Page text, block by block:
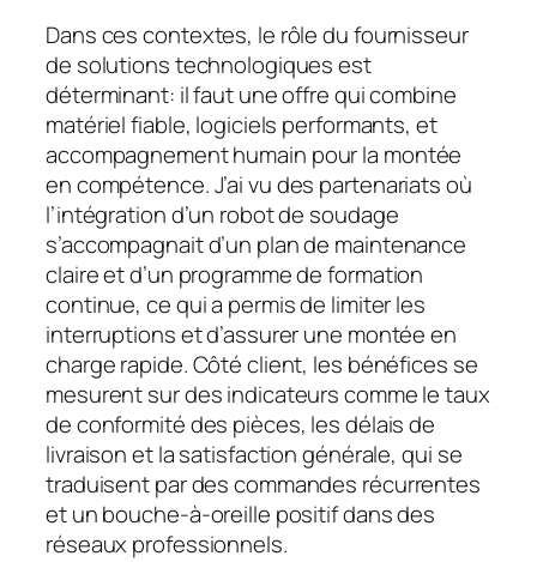
Dans ces contextes, le rôle du fournisseur
de solutions technologiques est
déterminant: il faut une offre qui combine
matériel fiable, logiciels performants, et
accompagnement humain pour la montée
en compétence. J’ai vu des partenariats où
l’intégration d’un robot de soudage
s’accompagnait d’un plan de maintenance
claire et d’un programme de formation
continue, ce qui a permis de limiter les
interruptions et d’assurer une montée en
charge rapide. Côté client, les bénéfices se
mesurent sur des indicateurs comme le taux
de conformité des pièces, les délais de
livraison et la satisfaction générale, qui se
traduisent par des commandes récurrentes
et un bouche-à-oreille positif dans des
réseaux professionnels.